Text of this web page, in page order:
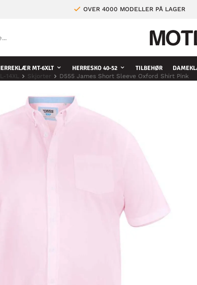
OVER 4000 MODELLER PÅ LAGER
MT-6XLT HERRESKO 40-52 TILBEHØR
14XL Skjorter D555 James Short Sleeve Oxford Shirt Pink